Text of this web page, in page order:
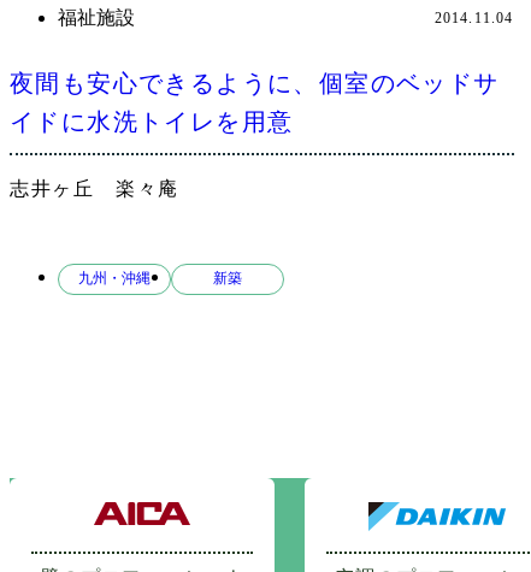
夜間も安心できるように、個室のベッドサ
イドに水洗トイレを用意
福祉施設 2014.11.04
志井ヶ丘 楽々庵
九州・沖縄 新築